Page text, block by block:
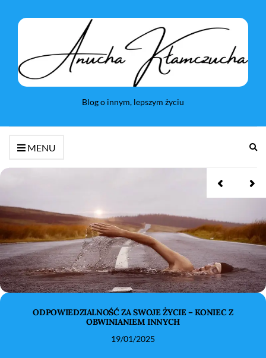
Blog o innym, lepszym życiu
MENU
W POSZUKIWANIU SZCZĘŚCIA, JAK ZNALEŹĆ PRAWDZIWĄ
RADOŚĆ W SOBIE?
24/07/2024